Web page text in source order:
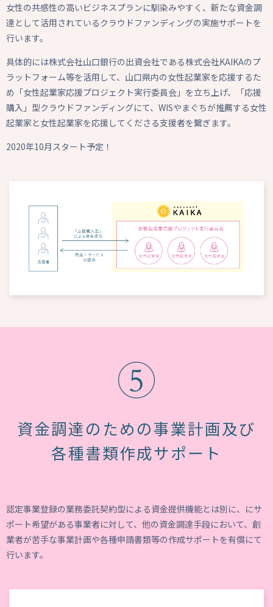
女性の共感性の高いビジネスプランに馴染みやすく、新たな資金調
達として活用されているクラウドファンディングの実施サポートを
行います。
具体的には株式会社山口銀行の出資会社である株式会社KAIKAのプ
ラットフォーム等を活用して、山口県内の女性起業家を応援するた
め「女性起業家応援プロジェクト実行委員会」を立ち上げ、「応援
購入」型クラウドファンディングにて、WISやまぐちが推薦する女性
起業家と女性起業家を応援してくださる支援者を繋ぎます。
2020年10月スタート予定！
資金調達のための事業計画及び
各種書類作成サポート
認定事業登録の業務委託契約型による資金提供機能とは別に、にサ
ポート希望がある事業者に対して、他の資金調達手段において、創
業者が苦手な事業計画や各種申請書類等の作成サポートを有償にて
行います。